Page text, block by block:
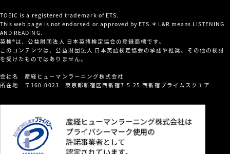
TOEIC is a registered trademark of ETS.
This web page is not endorsed or approved by ETS.＊L&R means LISTENING
AND READING.
英検®は、公益財団法人 日本英語検定協会の登録商標です。
このコンテンツは、公益財団法人 日本英語検定協会の承認や推奨、その他の検討
を受けたものではありません。
会社名 産経ヒューマンラーニング株式会社
所在地 〒160-0023 東京都新宿区西新宿7-5-25 西新宿プライムスクエア